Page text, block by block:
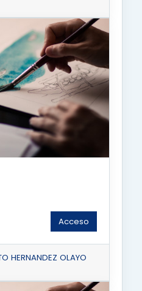
Acceso
HERNANDEZ OLAYO